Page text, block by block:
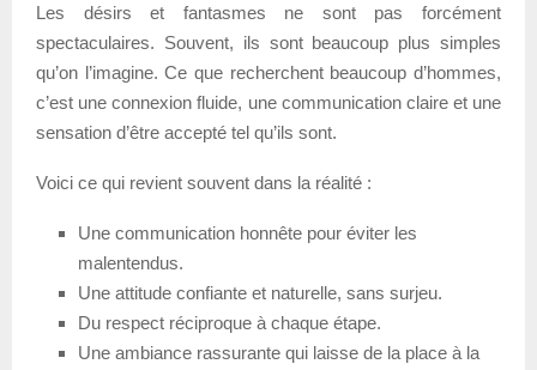
Les désirs et fantasmes ne sont pas forcément
spectaculaires. Souvent, ils sont beaucoup plus simples
qu’on l’imagine. Ce que recherchent beaucoup d’hommes,
c’est une connexion fluide, une communication claire et une
sensation d’être accepté tel qu’ils sont.
Voici ce qui revient souvent dans la réalité :
Une communication honnête pour éviter les
malentendus.
Une attitude confiante et naturelle, sans surjeu.
Du respect réciproque à chaque étape.
Une ambiance rassurante qui laisse de la place à la